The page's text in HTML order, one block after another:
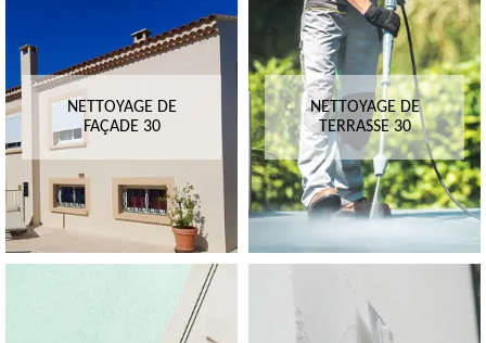
NETTOYAGE DE
FAÇADE 30
NETTOYAGE DE
TERRASSE 30